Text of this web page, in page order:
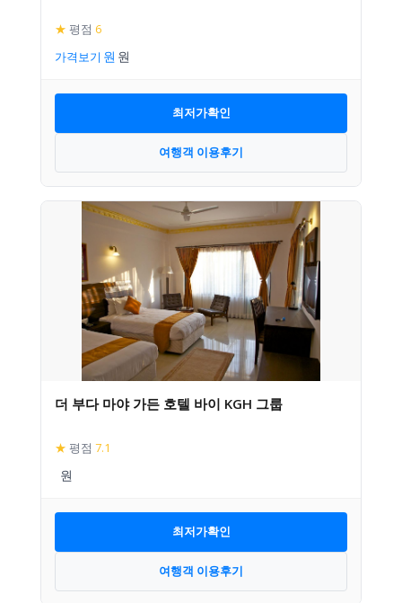
★ 평점 6
가격보기
최저가확인
여행객 이용후기
더 부다 마야 가든 호텔 바이 KGH 그룹
★ 평점 7.1
최저가확인
여행객 이용후기